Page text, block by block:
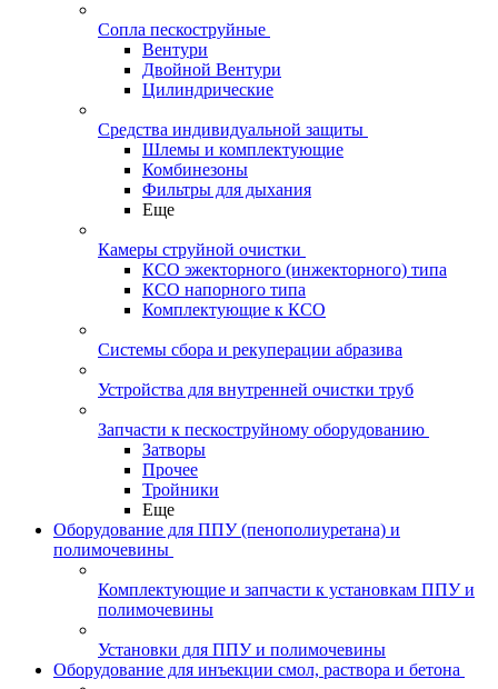
Сопла пескоструйные
Вентури
Двойной Вентури
Цилиндрические
Средства индивидуальной защиты
Шлемы и комплектующие
Комбинезоны
Фильтры для дыхания
Еще
Камеры струйной очистки
КСО эжекторного (инжекторного) типа
КСО напорного типа
Комплектующие к КСО
Системы сбора и рекуперации абразива
Устройства для внутренней очистки труб
Запчасти к пескоструйному оборудованию
Затворы
Прочее
Тройники
Еще
Оборудование для ППУ (пенополиуретана) и
полимочевины
Комплектующие и запчасти к установкам ППУ и
полимочевины
Установки для ППУ и полимочевины
Оборудование для инъекции смол, раствора и бетона